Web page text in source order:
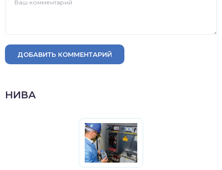
ДОБАВИТЬ КОММЕНТАРИЙ
НИВА